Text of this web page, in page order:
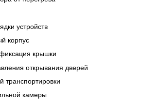
устройств
корпус
крышки
открывания дверей
транспортировки
камеры